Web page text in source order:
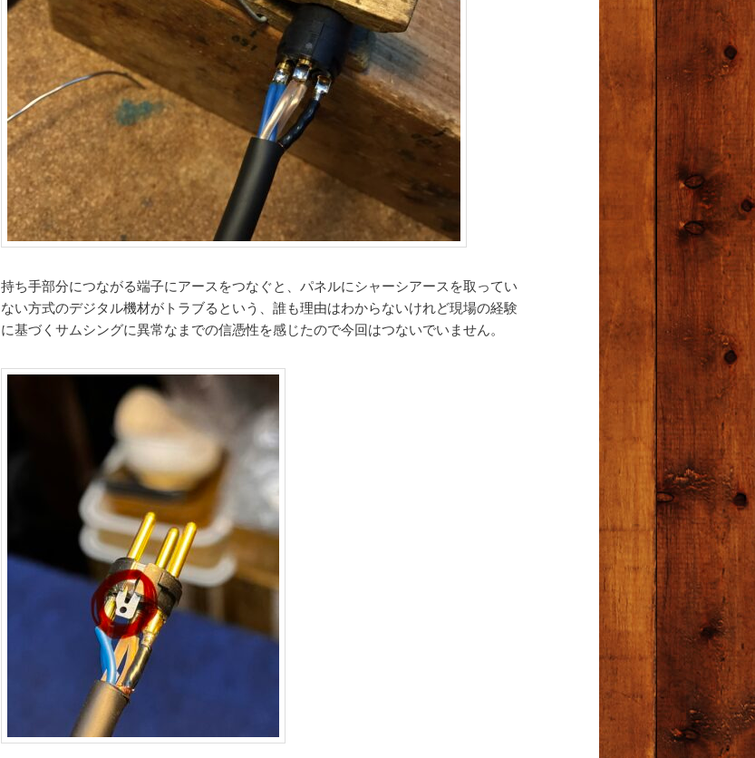
持ち手部分につながる端子にアースをつなぐと、パネルにシャーシアースを取ってい
ない方式のデジタル機材がトラブるという、誰も理由はわからないけれど現場の経験
に基づくサムシングに異常なまでの信憑性を感じたので今回はつないでいません。